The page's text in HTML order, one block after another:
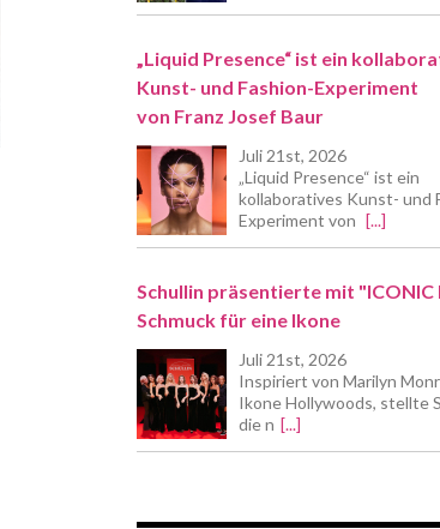
„Liquid Presence“ ist ein
Kunst- und Fashion-Experiment
von Franz Josef Baur
Juli 21st, 2026
„Liquid Presence“ ist ein
kollaboratives Kunst- und
Experiment von [...]
Schullin präsentierte mit "ICONIC
Schmuck für eine Ikone
Juli 21st, 2026
Inspiriert von Marilyn
Ikone Hollywoods, stellte
die n [...]